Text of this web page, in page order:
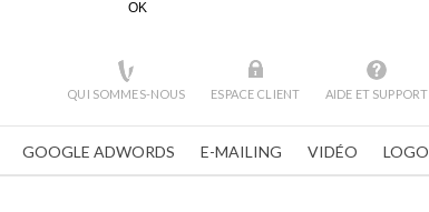
OK
QUI SOMMES-NOUS ESPACE CLIENT AIDE ET SUPPORT
GOOGLE ADWORDS E-MAILING VIDÉO LOGO